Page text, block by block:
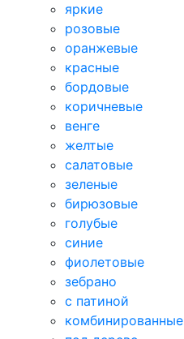
яркие
розовые
оранжевые
красные
бордовые
коричневые
венге
желтые
салатовые
зеленые
бирюзовые
голубые
синие
фиолетовые
зебрано
с патиной
комбинированные